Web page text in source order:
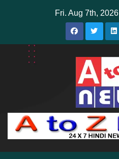
Fri. Aug 7th, 2026